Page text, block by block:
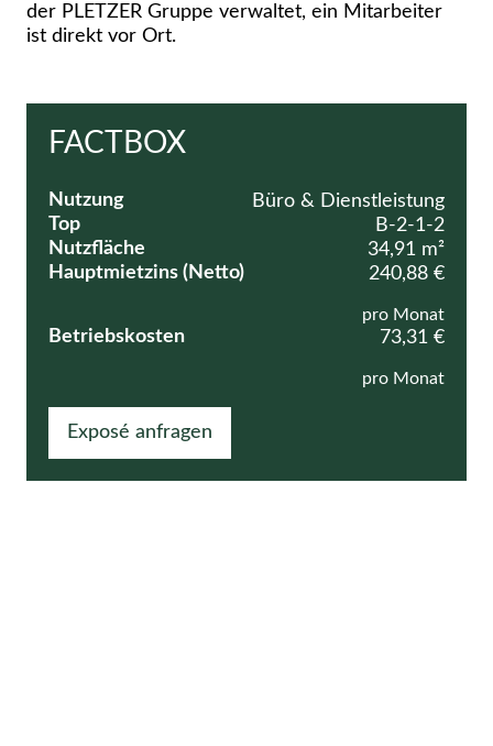
der PLETZER Gruppe verwaltet, ein Mitarbeiter
ist direkt vor Ort.
FACTBOX
Nutzung
Büro & Dienstleistung
Top
B-2-1-2
Nutzfläche
34,91 m²
Hauptmietzins (Netto)
240,88 €
pro Monat
Betriebskosten 73,31 €
pro Monat
Exposé anfragen